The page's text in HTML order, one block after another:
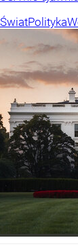
ŚwiatPolityka